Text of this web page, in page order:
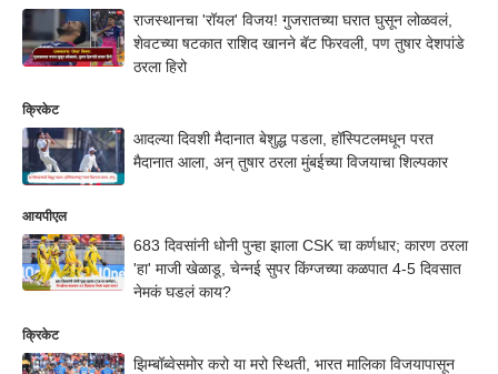
राजस्थानचा 'रॉयल' विजय! गुजरातच्या घरात घुसून लोळवलं,
शेवटच्या षटकात राशिद खानने बॅट फिरवली, पण तुषार देशपांडे
ठरला हिरो
क्रिकेट
आदल्या दिवशी मैदानात बेशुद्ध पडला, हॉस्पिटलमधून परत
मैदानात आला, अन् तुषार ठरला मुंबईच्या विजयाचा शिल्पकार
आयपीएल
683 दिवसांनी धोनी पुन्हा झाला CSK चा कर्णधार; कारण ठरला
'हा' माजी खेळाडू, चेन्नई सुपर किंग्जच्या कळपात 4-5 दिवसात
नेमकं घडलं काय?
क्रिकेट
झिम्बॉब्वेसमोर करो या मरो स्थिती, भारत मालिका विजयापासून